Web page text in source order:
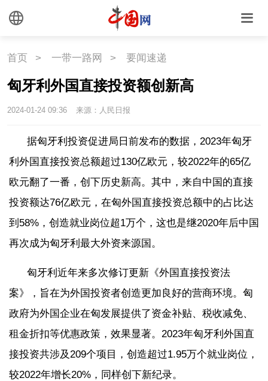
首页 > 一带一路网 > 要闻速递
匈牙利外国直接投资额创新高
2024-01-24 09:36 来源：人民日报
据匈牙利投资促进局日前发布的数据，2023年匈牙
利外国直接投资总额超过130亿欧元，较2022年的65亿
欧元翻了一番，创下历史新高。其中，来自中国的直接
投资额达76亿欧元，在匈外国直接投资总额中的占比达
到58%，创造就业岗位超1万个，这也是继2020年后中国
再次成为匈牙利最大外资来源国。
匈牙利近年来多次修订更新《外国直接投资法
案》，旨在为外国投资者创造更加良好的营商环境。匈
政府为外国企业在匈发展提供了资金补贴、税收减免、
租金折扣等优惠政策，效果显著。2023年匈牙利外国直
接投资共涉及209个项目，创造超过1.95万个就业岗位，
较2022年增长20%，同样创下新纪录。